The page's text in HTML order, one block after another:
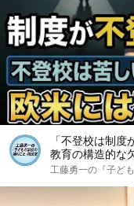
「不登校は制
教育の構造的な
工藤勇一の『子ど